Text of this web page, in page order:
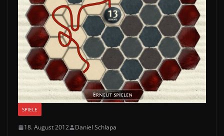
SPIELE
18. August 2012 Daniel Schlapa